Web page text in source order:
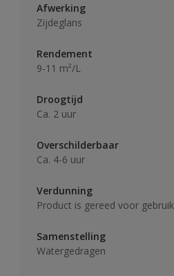
Afwerking
Zijdeglans
Rendement
9-11 m²/L
Droogtijd
Ca. 2 uur
Overschilderbaar
Ca. 4-6 uur
Verdunning
Product is gereed voor gebruik
Samenstelling
Watergedragen